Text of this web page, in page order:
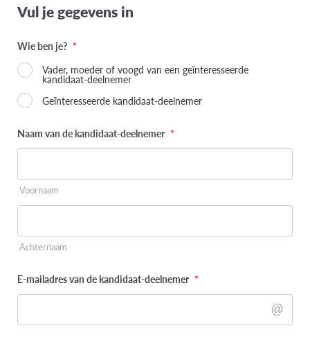
Vul je gegevens in
Wie ben je? *
Vader, moeder of voogd van een geïnteresseerde
kandidaat-deelnemer
Geïnteresseerde kandidaat-deelnemer
Naam van de kandidaat-deelnemer *
Voornaam
Achternaam
E-mailadres van de kandidaat-deelnemer *